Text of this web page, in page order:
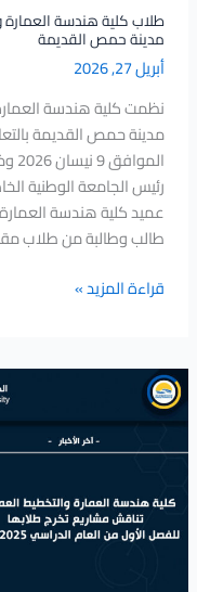
طلاب كلية هندسة العمارة
مدينة حمص القديمة
أبريل 27, 2026
نظمت كلية هندسة
مدينة حمص القديمة
رئيس الجامعة الوطنية
طالب وطالبة من طلاب
حمص
القديمة
قراءة المزيد »
كلية
هندسة
العمارة
والتخطيط
تناقش
مشاريع